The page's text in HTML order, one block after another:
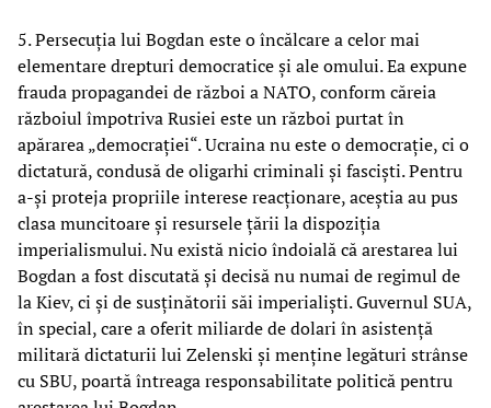
5. Persecuția lui Bogdan este o încălcare a celor mai
elementare drepturi democratice și ale omului. Ea expune
frauda propagandei de război a NATO, conform căreia
războiul împotriva Rusiei este un război purtat în
apărarea „democrației“. Ucraina nu este o democrație, ci o
dictatură, condusă de oligarhi criminali și fasciști. Pentru
a-și proteja propriile interese reacționare, aceștia au pus
clasa muncitoare și resursele țării la dispoziția
imperialismului. Nu există nicio îndoială că arestarea lui
Bogdan a fost discutată și decisă nu numai de regimul de
la Kiev, ci și de susținătorii săi imperialiști. Guvernul SUA,
în special, care a oferit miliarde de dolari în asistență
militară dictaturii lui Zelenski și menține legături strânse
cu SBU, poartă întreaga responsabilitate politică pentru